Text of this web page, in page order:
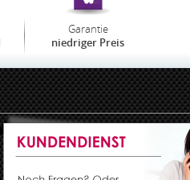
Garantie
niedriger Preis